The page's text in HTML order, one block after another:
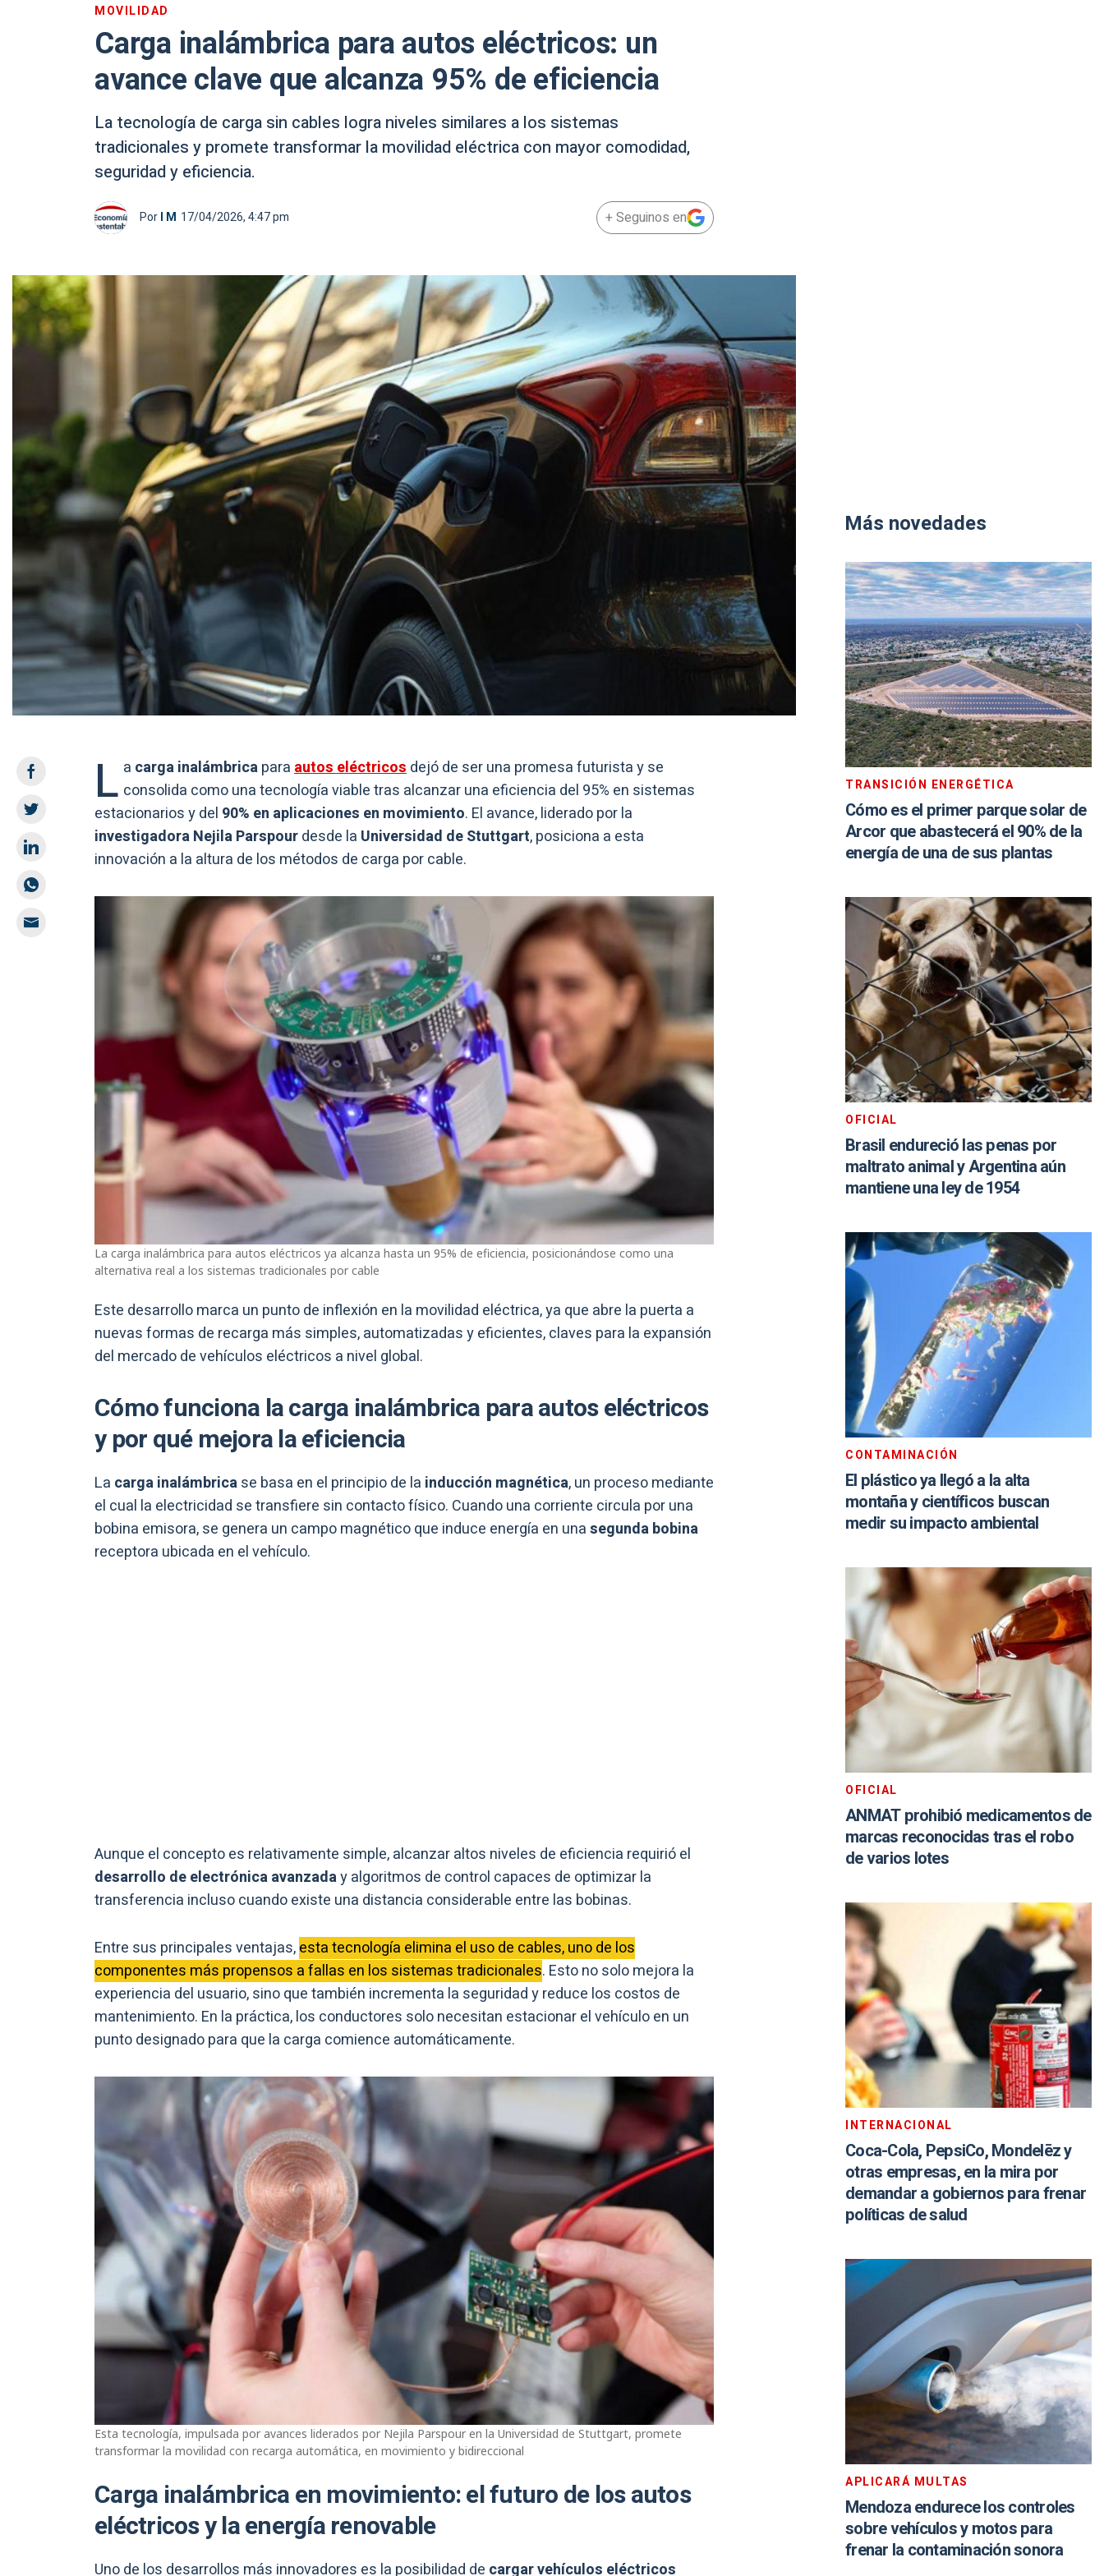
MOVILIDAD
Carga inalámbrica para autos eléctricos: un
avance clave que alcanza 95% de eficiencia
La tecnología de carga sin cables logra niveles similares a los sistemas
tradicionales y promete transformar la movilidad eléctrica con mayor comodidad,
seguridad y eficiencia.
PorI M 17/04/2026, 4:47 pm + Seguinos en
L a carga inalámbricaparaautos eléctricosdejó de ser una promesa futurista y se
consolida como una tecnología viable tras alcanzar una eficiencia del 95% en sistemas
estacionarios y del 90% en aplicaciones en movimiento. El avance, liderado por la
investigadora Nejila Parspourdesde la Universidad de Stuttgart, posiciona a esta
innovación a la altura de los métodos de carga por cable.
La carga inalámbrica para autos eléctricos ya alcanza hasta un 95% de eficiencia, posicionándose como una
alternativa real a los sistemas tradicionales por cable
Este desarrollo marca un punto de inflexión en la movilidad eléctrica, ya que abre la puerta a
nuevas formas de recarga más simples, automatizadas y eficientes, claves para la expansión
del mercado de vehículos eléctricos a nivel global.
Cómo funciona la carga inalámbrica para autos eléctricos
y por qué mejora la eficiencia
La carga inalámbricase basa en el principio de la inducción magnética, un proceso mediante
el cual la electricidad se transfiere sin contacto físico. Cuando una corriente circula por una
bobina emisora, se genera un campo magnético que induce energía en unasegunda bobina
receptora ubicada en el vehículo.
Aunque el concepto es relativamente simple, alcanzar altos niveles de eficiencia requirió el
desarrollo de electrónica avanzaday algoritmos de control capaces de optimizar la
transferencia incluso cuando existe una distancia considerable entre las bobinas.
Entre sus principales ventajas,esta tecnología elimina el uso de cables, uno de los
componentes más propensos a fallas en los sistemas tradicionales. Esto no solo mejora la
experiencia del usuario, sino que también incrementa la seguridad y reduce los costos de
mantenimiento. En la práctica, los conductores solo necesitan estacionar el vehículo en un
punto designado para que la carga comience automáticamente.
Esta tecnología, impulsada por avances liderados por Nejila Parspour en la Universidad de Stuttgart, promete
transformar la movilidad con recarga automática, en movimiento y bidireccional
Carga inalámbrica en movimiento: el futuro de los autos
eléctricos y la energía renovable
Uno de los desarrollos más innovadores es la posibilidad de cargar vehículos eléctricos
Más novedades
TRANSICIÓN ENERGÉTICA
Cómo es el primer parque solar de
Arcor que abastecerá el 90% de la
energía de una de sus plantas
OFICIAL
Brasil endureció las penas por
maltrato animal y Argentina aún
mantiene una ley de 1954
CONTAMINACIÓN
El plástico ya llegó a la alta
montaña y científicos buscan
medir su impacto ambiental
OFICIAL
ANMAT prohibió medicamentos de
marcas reconocidas tras el robo
de varios lotes
INTERNACIONAL
Coca-Cola, PepsiCo, Mondelēz y
otras empresas, en la mira por
demandar a gobiernos para frenar
políticas de salud
APLICARÁ MULTAS
Mendoza endurece los controles
sobre vehículos y motos para
frenar la contaminación sonora